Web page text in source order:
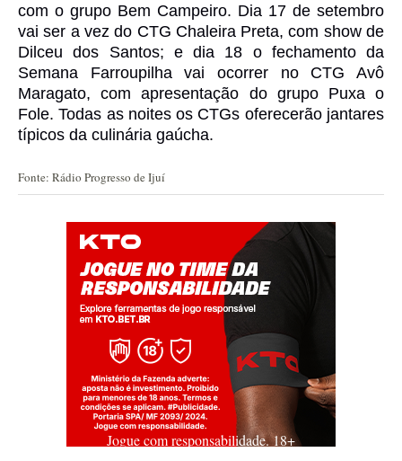
com o grupo Bem Campeiro. Dia 17 de setembro
vai ser a vez do CTG Chaleira Preta, com show de
Dilceu dos Santos; e dia 18 o fechamento da
Semana Farroupilha vai ocorrer no CTG Avô
Maragato, com apresentação do grupo Puxa o
Fole. Todas as noites os CTGs oferecerão jantares
típicos da culinária gaúcha.
Fonte: Rádio Progresso de Ijuí
Jogue com responsabilidade. 18+